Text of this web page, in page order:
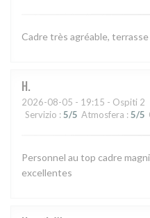
Cadre très agréable,
H
2026-08-05 - 19:15 - Ospiti 2
Servizio : 5/5 Atmosfera : 5/5
Personnel au top cadre
excellentes